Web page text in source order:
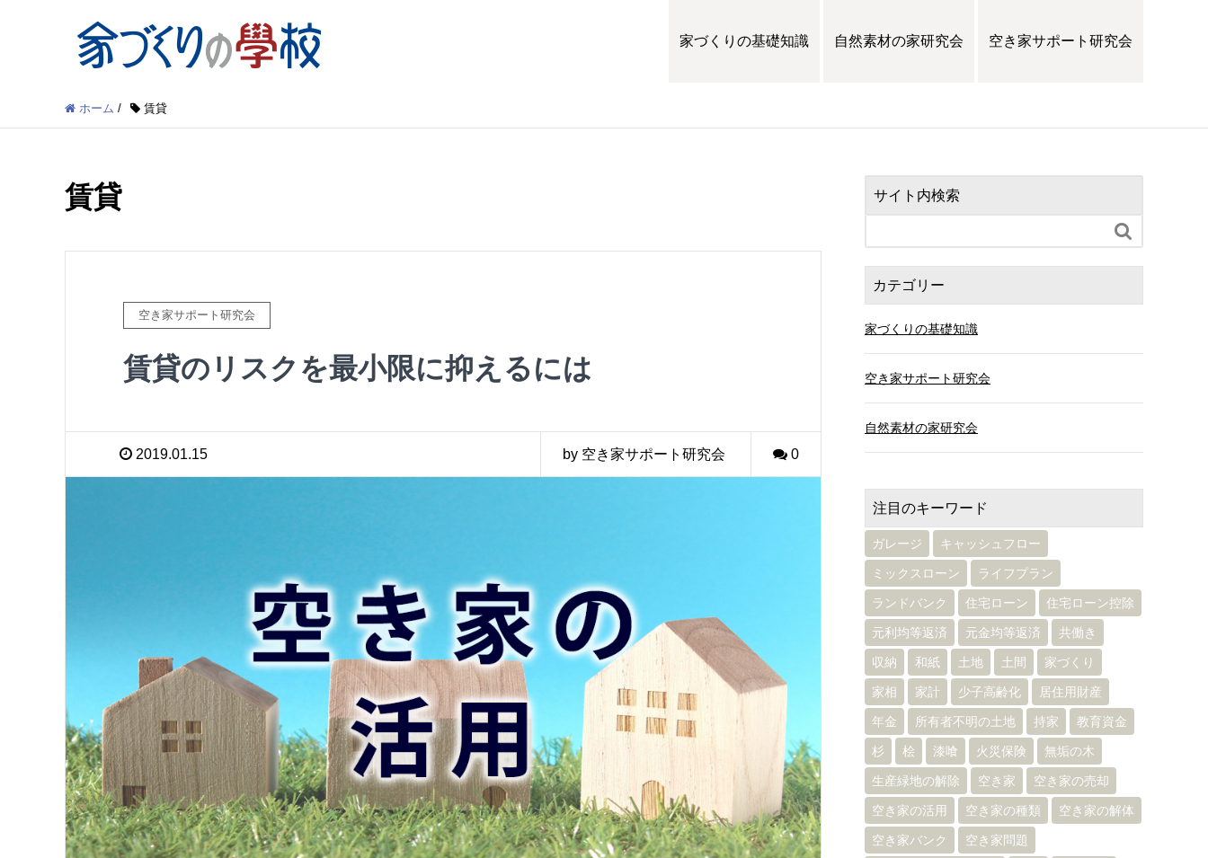
家づくりの基礎知識 自然素材の家研究会 空き家サポート研究会
ホーム / 賃貸
賃貸
空き家サポート研究会
賃貸のリスクを最小限に抑えるには
2019.01.15 by 空き家サポート研究会 0
サイト内検索

カテゴリー
家づくりの基礎知識
空き家サポート研究会
自然素材の家研究会
注目のキーワード
ガレージ キャッシュフロー
ミックスローン ライフプラン
ランドバンク 住宅ローン 住宅ローン控除
元利均等返済 元金均等返済 共働き
収納 和紙 土地 土間 家づくり
家相 家計 少子高齢化 居住用財産
年金 所有者不明の土地 持家 教育資金
杉 桧 漆喰 火災保険 無垢の木
生産緑地の解除 空き家 空き家の売却
空き家の活用 空き家の種類 空き家の解体
空き家バンク 空き家問題